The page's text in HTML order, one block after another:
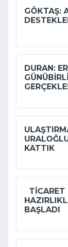
GÖKTAŞ:
DURAN:
KATTIK
TICARET
BAŞLADI